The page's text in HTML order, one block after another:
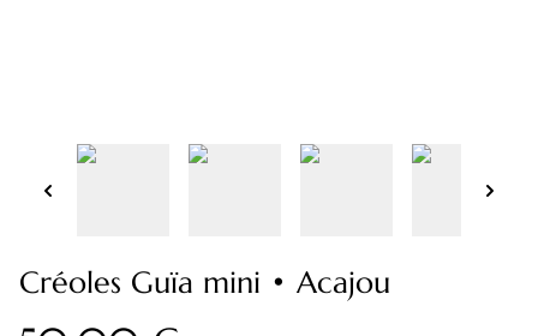
Créoles Guïa mini • Acajou